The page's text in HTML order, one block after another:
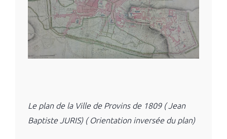
Le plan de la Ville de Provins de 1809 ( Jean
Baptiste JURIS) ( Orientation inversée du plan)